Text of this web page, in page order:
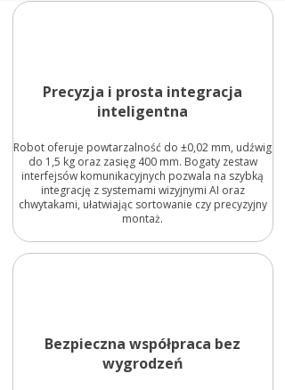
Precyzja i prosta integracja
inteligentna
Robot oferuje powtarzalność do ±0,02 mm, udźwig
do 1,5 kg oraz zasięg 400 mm. Bogaty zestaw
interfejsów komunikacyjnych pozwala na szybką
integrację z systemami wizyjnymi AI oraz
chwytakami, ułatwiając sortowanie czy precyzyjny
montaż.
Bezpieczna współpraca bez
wygrodzeń